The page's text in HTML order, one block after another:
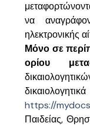
να
ηλεκτρονικής
Μόνο σε
ορίου
https://
Παιδείας,